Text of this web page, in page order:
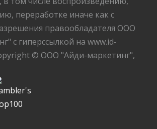
переработке иначе как с
правообладателя ООО
с гиперссылкой на www.id-
© ООО "Айди-маркетинг",